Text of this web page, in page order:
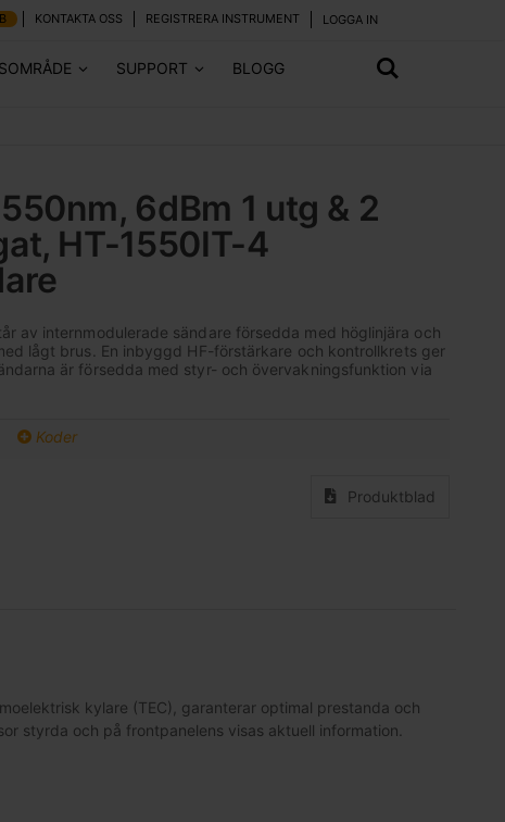
KONTAKTA OSS REGISTRERA INSTRUMENT LOGGA IN
SUPPORT BLOGG
6dBm 1 utg & 2
HT-1550IT-4
av internmodulerade sändare försedda med höglinjära och
lågt brus. En inbyggd HF-förstärkare och kontrollkrets ger
är försedda med styr- och övervakningsfunktion via
Koder
Produktblad
kylare (TEC), garanterar optimal prestanda och
styrda och på frontpanelens visas aktuell information.